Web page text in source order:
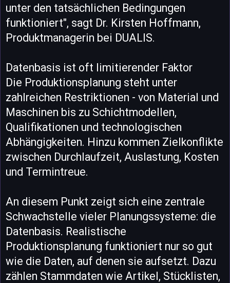
unter den tatsächlichen Bedingungen
funktioniert", sagt Dr. Kirsten Hoffmann,
Produktmanagerin bei DUALIS.
Datenbasis ist oft limitierender Faktor
Die Produktionsplanung steht unter
zahlreichen Restriktionen - von Material und
Maschinen bis zu Schichtmodellen,
Qualifikationen und technologischen
Abhängigkeiten. Hinzu kommen Zielkonflikte
zwischen Durchlaufzeit, Auslastung, Kosten
und Termintreue.
An diesem Punkt zeigt sich eine zentrale
Schwachstelle vieler Planungssysteme: die
Datenbasis. Realistische
Produktionsplanung funktioniert nur so gut
wie die Daten, auf denen sie aufsetzt. Dazu
zählen Stammdaten wie Artikel, Stücklisten,